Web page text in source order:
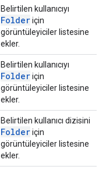
Belirtilen kullanıcıyı
Folderiçin
görüntüleyiciler listesine
ekler.
Belirtilen kullanıcıyı
Folderiçin
görüntüleyiciler listesine
ekler.
Belirtilen kullanıcı dizisini
Folderiçin
görüntüleyiciler listesine
ekler.